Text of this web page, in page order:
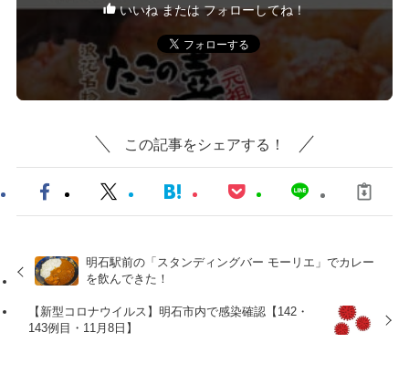
いいね または フォローしてね！
この記事をシェアする！
明石駅前の「スタンディングバー モーリエ」でカレー
を飲んできた！
【新型コロナウイルス】明石市内で感染確認【142・
143例目・11月8日】